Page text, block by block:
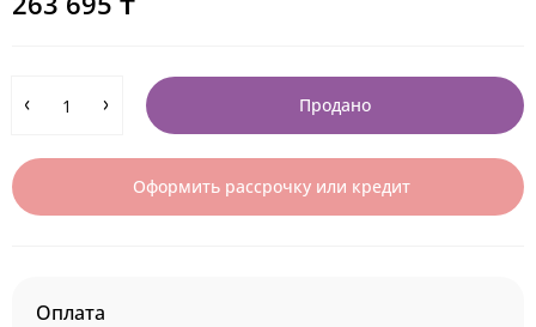
Продано
Оформить рассрочку или кредит
Оплата